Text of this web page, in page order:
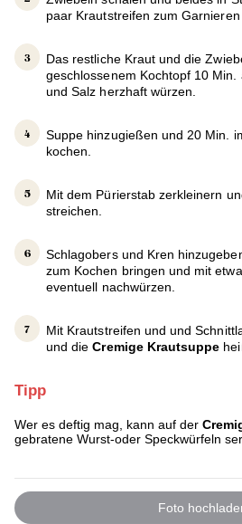
paar Krautstreifen zum
Das restliche Kraut und die
geschlossenem Kochtopf 10
und Salz herzhaft würzen.
Suppe hinzugießen und 20 Min.
kochen.
Mit dem Pürierstab zerkleinern
streichen.
Schlagobers und Kren
zum Kochen bringen und mit
eventuell nachwürzen.
Mit Krautstreifen und und
und dieCremige Krautsuppe
Tipp
Wer es deftig mag, kann auf der
gebratene Wurst-oder Speckwürfeln
Foto